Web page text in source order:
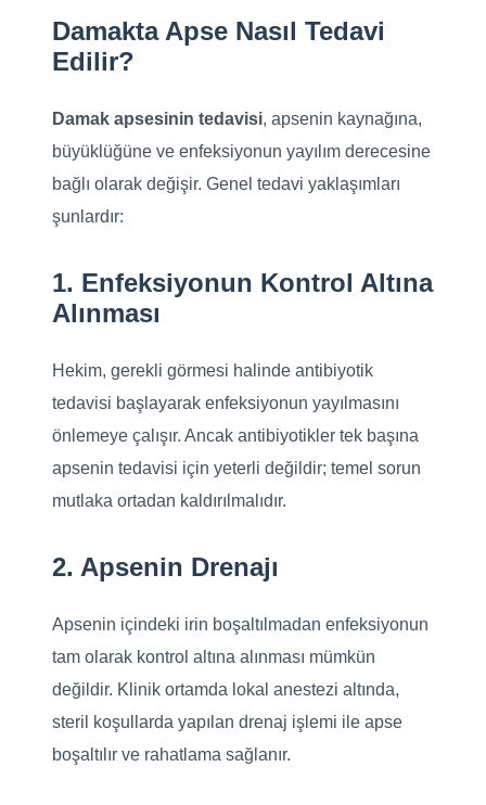
Damakta Apse Nasıl Tedavi
Edilir?
Damak apsesinin tedavisi, apsenin kaynağına,
büyüklüğüne ve enfeksiyonun yayılım derecesine
bağlı olarak değişir. Genel tedavi yaklaşımları
şunlardır:
1. Enfeksiyonun Kontrol Altına
Alınması
Hekim, gerekli görmesi halinde antibiyotik
tedavisi başlayarak enfeksiyonun yayılmasını
önlemeye çalışır. Ancak antibiyotikler tek başına
apsenin tedavisi için yeterli değildir; temel sorun
mutlaka ortadan kaldırılmalıdır.
2. Apsenin Drenajı
Apsenin içindeki irin boşaltılmadan enfeksiyonun
tam olarak kontrol altına alınması mümkün
değildir. Klinik ortamda lokal anestezi altında,
steril koşullarda yapılan drenaj işlemi ile apse
boşaltılır ve rahatlama sağlanır.